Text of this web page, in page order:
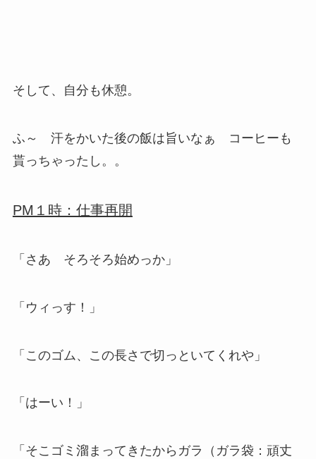
そして、自分も休憩。
ふ～ 汗をかいた後の飯は旨いなぁ コーヒーも
貰っちゃったし。。
PM１時：仕事再開
「さあ そろそろ始めっか」
「ウィっす！」
「このゴム、この長さで切っといてくれや」
「はーい！」
「そこゴミ溜まってきたからガラ（ガラ袋：頑丈